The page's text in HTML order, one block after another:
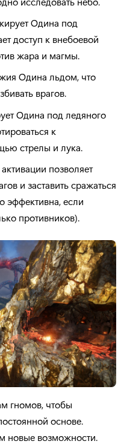
Одина под
доступ к внебоевой
жара и магмы.
Одина льдом, что
врагов.
Одина под ледяного
к
стрелы и лука.
позволяет
и заставить сражаться
эффективна, если
противников).
гномов, чтобы
основе.
новые возможности.